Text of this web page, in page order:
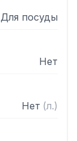
Для посуды
Нет
Нет (л.)